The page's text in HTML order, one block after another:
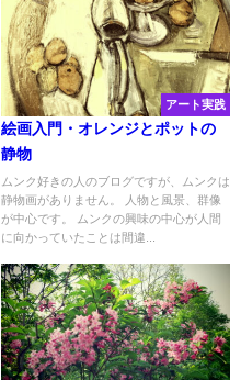
アート実践
絵画入門・オレンジとポットの
静物
ムンク好きの人のブログですが、ムンクは
静物画がありません。 人物と風景、群像
が中心です。 ムンクの興味の中心が人間
に向かっていたことは間違...